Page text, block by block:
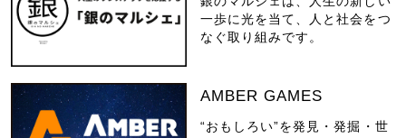
一歩に光を当て、人と社会をつ
なぐ取り組みです。
AMBER GAMES
“おもしろい”を発見・発掘・世